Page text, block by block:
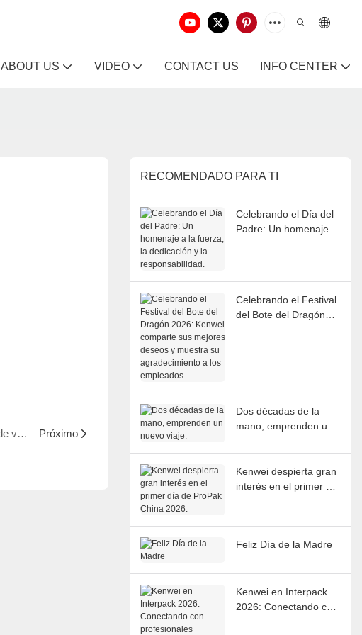
ABOUT US VIDEO CONTACT US INFO CENTER
Celebrando el Festival de Primavera！| Aviso de vacaciones del Festival de Primavera de 2025 Próximo
RECOMENDADO PARA TI
Celebrando el Día del
Padre: Un homenaje a
Celebrando el Festival
del Bote del Dragón
Dos décadas de la
mano, emprenden un
Kenwei despierta gran
interés en el primer día
Feliz Día de la Madre
Kenwei en Interpack
2026: Conectando con